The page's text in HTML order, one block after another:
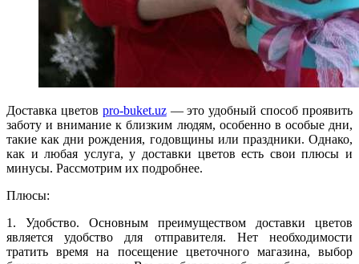
Доставка цветов pro-buket.uz— это удобный способ проявить
заботу и внимание к близким людям, особенно в особые дни,
такие как дни рождения, годовщины или праздники. Однако,
как и любая услуга, у доставки цветов есть свои плюсы и
минусы. Рассмотрим их подробнее.
Плюсы:
1. Удобство. Основным преимуществом доставки цветов
является удобство для отправителя. Нет необходимости
тратить время на посещение цветочного магазина, выбор